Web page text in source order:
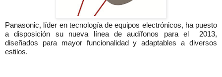
Panasonic, líder en tecnología de equipos electrónicos, ha puesto
a disposición su nueva línea de audífonos para el
2013,
diseñados para mayor funcionalidad y adaptables a diversos
estilos.